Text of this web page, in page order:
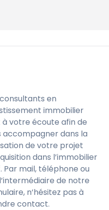
en
immobilier
à votre écoute afin de
accompagner dans la
de votre projet
dans l’immobilier
Par mail, téléphone ou
de notre
n’hésitez pas à
contact.